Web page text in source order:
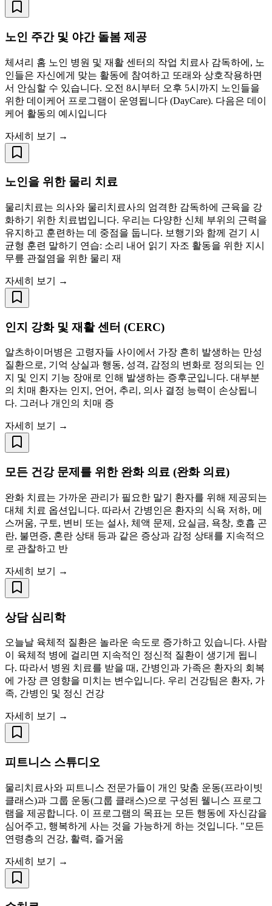
노인 주간 및 야간 돌봄 제공
체셔리 홈 노인 병원 및 재활 센터의 작업 치료사 감독하에, 노
인들은 자신에게 맞는 활동에 참여하고 또래와 상호작용하면
서 안심할 수 있습니다. 오전 8시부터 오후 5시까지 노인들을
위한 데이케어 프로그램이 운영됩니다 (DayCare). 다음은 데이
케어 활동의 예시입니다
자세히 보기 →
노인을 위한 물리 치료
물리치료는 의사와 물리치료사의 엄격한 감독하에 근육을 강
화하기 위한 치료법입니다. 우리는 다양한 신체 부위의 근력을
유지하고 훈련하는 데 중점을 둡니다. 보행기와 함께 걷기 시
균형 훈련 말하기 연습: 소리 내어 읽기 자조 활동을 위한 지시
무릎 관절염을 위한 물리 재
자세히 보기 →
인지 강화 및 재활 센터 (CERC)
알츠하이머병은 고령자들 사이에서 가장 흔히 발생하는 만성
질환으로, 기억 상실과 행동, 성격, 감정의 변화로 정의되는 인
지 및 인지 기능 장애로 인해 발생하는 증후군입니다. 대부분
의 치매 환자는 인지, 언어, 추리, 의사 결정 능력이 손상됩니
다. 그러나 개인의 치매 증
자세히 보기 →
모든 건강 문제를 위한 완화 의료 (완화 의료)
완화 치료는 가까운 관리가 필요한 말기 환자를 위해 제공되는
대체 치료 옵션입니다. 따라서 간병인은 환자의 식욕 저하, 메
스꺼움, 구토, 변비 또는 설사, 체액 문제, 요실금, 욕창, 호흡 곤
란, 불면증, 혼란 상태 등과 같은 증상과 감정 상태를 지속적으
로 관찰하고 반
자세히 보기 →
상담 심리학
오늘날 육체적 질환은 놀라운 속도로 증가하고 있습니다. 사람
이 육체적 병에 걸리면 지속적인 정신적 질환이 생기게 됩니
다. 따라서 병원 치료를 받을 때, 간병인과 가족은 환자의 회복
에 가장 큰 영향을 미치는 변수입니다. 우리 건강팀은 환자, 가
족, 간병인 및 정신 건강
자세히 보기 →
피트니스 스튜디오
물리치료사와 피트니스 전문가들이 개인 맞춤 운동(프라이빗
클래스)과 그룹 운동(그룹 클래스)으로 구성된 웰니스 프로그
램을 제공합니다. 이 프로그램의 목표는 모든 행동에 자신감을
심어주고, 행복하게 사는 것을 가능하게 하는 것입니다. "모든
연령층의 건강, 활력, 즐거움
자세히 보기 →